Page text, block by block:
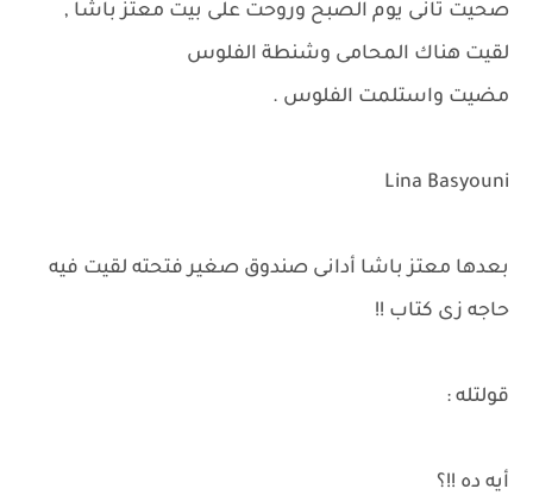
صحيت تانى يوم الصبح وروحت على بيت معتز باشا ,
لقيت هناك المحامى وشنطة الفلوس
مضيت واستلمت الفلوس .
Lina Basyouni
بعدها معتز باشا أدانى صندوق صغير فتحته لقيت فيه
حاجه زى كتاب !!
قولتله :
أيه ده !!؟